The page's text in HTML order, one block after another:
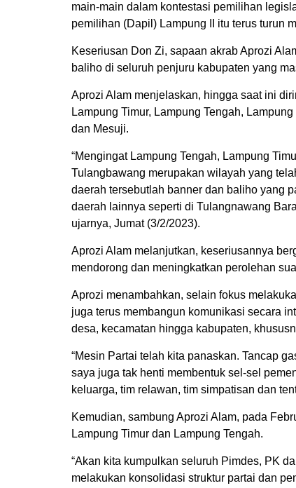
main-main dalam kontestasi pemilihan
pemilihan (Dapil) Lampung II itu terus turun
Keseriusan Don Zi, sapaan akrab Aprozi
baliho di seluruh penjuru kabupaten yang
Aprozi Alam menjelaskan, hingga saat ini
Lampung Timur, Lampung Tengah,
dan Mesuji.
“Mengingat Lampung Tengah, Lampung
Tulangbawang merupakan wilayah yang
daerah tersebutlah banner dan baliho yang
daerah lainnya seperti di Tulangnawang
ujarnya, Jumat (3/2/2023).
Aprozi Alam melanjutkan, keseriusannya
mendorong dan meningkatkan perolehan
Aprozi menambahkan, selain fokus
juga terus membangun komunikasi secara
desa, kecamatan hingga kabupaten,
“Mesin Partai telah kita panaskan. Tancap
saya juga tak henti membentuk sel-sel
keluarga, tim relawan, tim simpatisan dan
Kemudian, sambung Aprozi Alam, pada
Lampung Timur dan Lampung Tengah.
“Akan kita kumpulkan seluruh Pimdes, PK
melakukan konsolidasi struktur partai dan